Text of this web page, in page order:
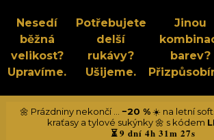
Nesedí
běžná
velikost?
Upravíme.
Potřebujete
delší
rukávy?
Ušijeme.
Jinou
barev?
🌼 Prázdniny nekončí ... −20 %☀️ na letní
kraťasy a tylové sukýnky 🌼 s kódem
⏳9 dní 4h 31m 26s